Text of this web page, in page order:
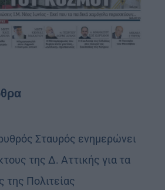
Σταυρός ενημερώνει
της Δ. Αττικής για τα
της Πολιτείας